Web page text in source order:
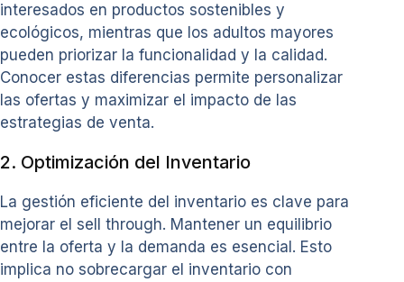
interesados en productos sostenibles y
ecológicos, mientras que los adultos mayores
pueden priorizar la funcionalidad y la calidad.
Conocer estas diferencias permite personalizar
las ofertas y maximizar el impacto de las
estrategias de venta.
2. Optimización del Inventario
La gestión eficiente del inventario es clave para
mejorar el sell through. Mantener un equilibrio
entre la oferta y la demanda es esencial. Esto
implica no sobrecargar el inventario con